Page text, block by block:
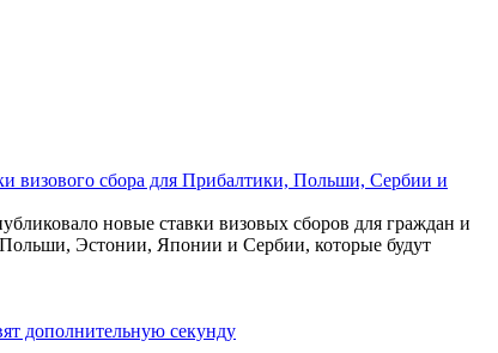
визового сбора для Прибалтики, Польши, Сербии и
новые ставки визовых сборов для граждан и
Эстонии, Японии и Сербии, которые будут
дополнительную секунду